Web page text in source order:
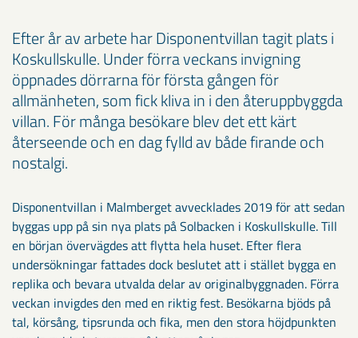
Efter år av arbete har Disponentvillan tagit plats i
Koskullskulle. Under förra veckans invigning
öppnades dörrarna för första gången för
allmänheten, som fick kliva in i den återuppbyggda
villan. För många besökare blev det ett kärt
återseende och en dag fylld av både firande och
nostalgi.
Disponentvillan i Malmberget avvecklades 2019 för att sedan
byggas upp på sin nya plats på Solbacken i Koskullskulle. Till
en början övervägdes att flytta hela huset. Efter flera
undersökningar fattades dock beslutet att i stället bygga en
replika och bevara utvalda delar av originalbyggnaden. Förra
veckan invigdes den med en riktig fest. Besökarna bjöds på
tal, körsång, tipsrunda och fika, men den stora höjdpunkten